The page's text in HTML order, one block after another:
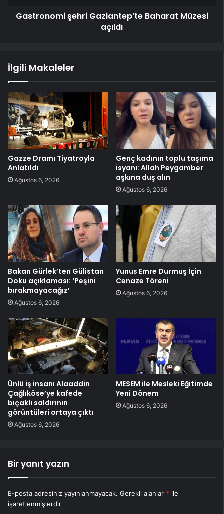
Gastronomi şehri Gaziantep’te Baharat Müzesi
açıldı
İlgili Makaleler
Gazze Dramı Tiyatroyla
Anlatıldı
Ağustos 6, 2026
Genç kadının toplu taşıma
isyanı: Allah Peygamber
aşkına duş alın
Ağustos 6, 2026
Bakan Gürlek’ten Gülistan
Doku açıklaması: ‘Peşini
bırakmayacağız’
Ağustos 6, 2026
Yunus Emre Durmuş İçin
Cenaze Töreni
Ağustos 6, 2026
Ünlü iş insanı Alaaddin
Çağlıköse’ye kafede
bıçaklı saldırının
görüntüleri ortaya çıktı
Ağustos 6, 2026
MESEM ile Mesleki Eğitimde
Yeni Dönem
Ağustos 6, 2026
Bir yanıt yazın
E-posta adresiniz yayınlanmayacak. Gerekli alanlar * ile
işaretlenmişlerdir